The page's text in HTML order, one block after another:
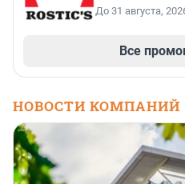
До 31 августа,
Все
НОВОСТИ КОМПАНИЙ